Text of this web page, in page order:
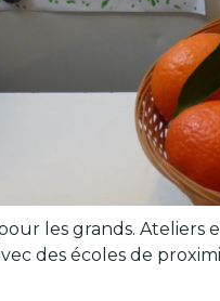
les grands. Ateliers
des écoles de